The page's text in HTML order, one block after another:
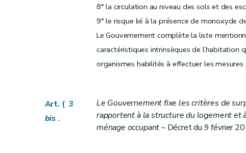
Art. 33
Art.33bis
Art. 34
Art.34bis
Sous-section 2 Des conditions d'octroi et
Art. 37
Art. 38
8° la circulation au niveau des sols et des
9° le risque lié à la présence de monoxyde
Le Gouvernement complète la liste
caractéristiques intrinsèques de
organismes habilités à effectuer les
Art. ( 3
bis .
Le Gouvernement fixe les critères de
rapportent à la structure du logement et
ménage occupant– Décret du 9 février